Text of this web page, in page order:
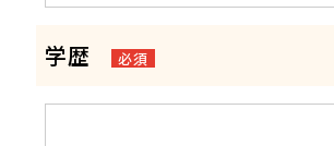
学歴 必須